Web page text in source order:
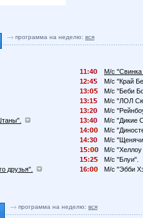
программа на неделю: вся
друзья".
11:4
М/с
12:4
М/с "Край
13:
М/с "Беби
13:1
М/с "ЛОЛ
13:2
М/с
13:4
М/с "Дикие
14:
М/с
14:3
М/с
1
:
М/с "Хеллоу
1
:2
М/с "Блуи".
16:
М/с "Эбби
программа на неделю: вся